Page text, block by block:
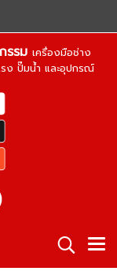
รรม เครื่องมือช่าง
รง ปั๊มน้ำ และอุปกรณ์